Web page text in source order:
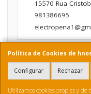
Política de Cookies de
Configurar Rechazar
Utilizamos cookies propias y
15570 Rua
981386695
Horario
9:00 a 14:00 y de